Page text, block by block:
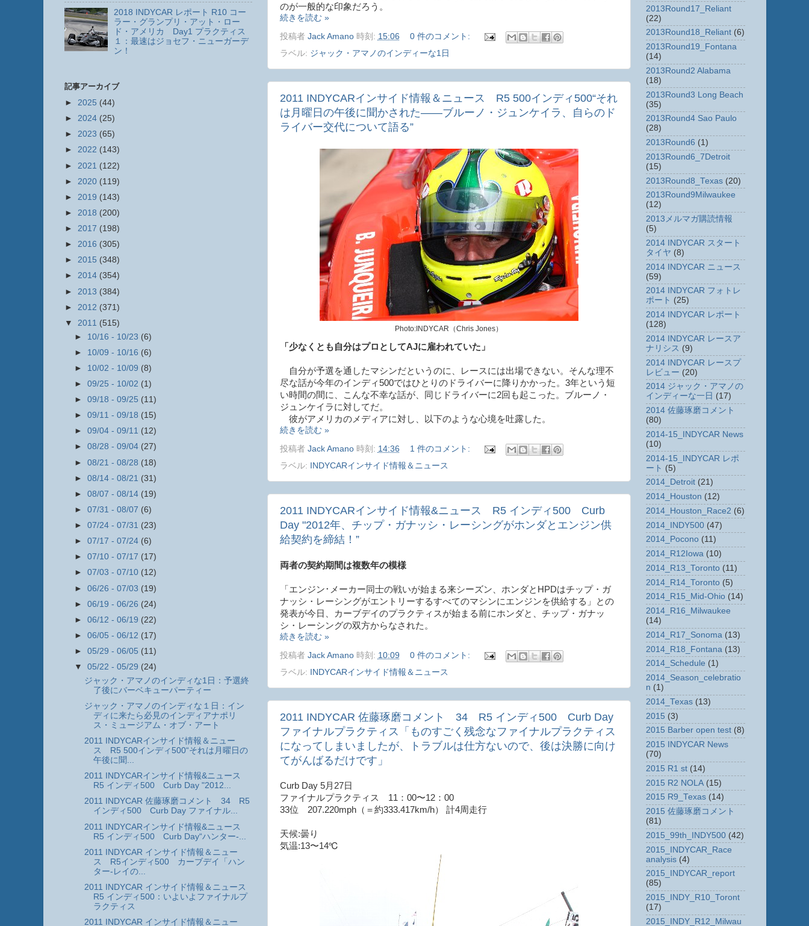
のが一般的な印象だろう。
続きを読む »
投稿者 Jack Amano 時刻: 15:06
0 件のコメント:
ラベル: ジャック・アマノのインディーな1日
2011 INDYCARインサイド情報＆ニュース R5 500インディ500“それ
は月曜日の午後に聞かされた――ブルーノ・ジュンケイラ、自らのド
ライバー交代について語る”
Photo:INDYCAR（Chris Jones）
「少なくとも自分はプロとしてAJに雇われていた」
自分が予選を通したマシンだというのに、レースには出場できない。そんな理不
尽な話が今年のインディ500ではひとりのドライバーに降りかかった。3年という短
い時間の間に、こんな不幸な話が、同じドライバーに2回も起こった。ブルーノ・
ジュンケイラに対してだ。
彼がアメリカのメディアに対し、以下のような心境を吐露した。
続きを読む »
投稿者 Jack Amano 時刻: 14:36
1 件のコメント:
ラベル:
INDYCARインサイド情報＆ニュース
2011 INDYCARインサイド情報&ニュース R5 インディ500 Curb
Day "2012年、チップ・ガナッシ・レーシングがホンダとエンジン供
給契約を締結！”
両者の契約期間は複数年の模様
「エンジン･メーカー同士の戦いが始まる来シーズン、ホンダとHPDはチップ・ガ
ナッシ・レーシングがエントリーするすべてのマシンにエンジンを供給する」との
発表が今日、カーブデイのプラクティスが始まる前にホンダと、チップ・ガナッ
シ・レーシングの双方からなされた。
続きを読む »
投稿者 Jack Amano 時刻: 10:09
0 件のコメント:
ラベル:
INDYCARインサイド情報＆ニュース
2011 INDYCAR 佐藤琢磨コメント 34 R5 インディ500 Curb Day
ファイナルプラクティス「ものすごく残念なファイナルプラクティス
になってしまいましたが、トラブルは仕方ないので、後は決勝に向け
てがんばるだけです」
Curb Day 5月27日
ファイナルプラクティス 11：00〜12：00
33位 207.220mph（＝約333.417km/h） 計4周走行
天候:曇り
気温:13〜14℃
2018 INDYCAR レポート R10 コー
ラー・グランプリ・アット・ロー
ド・アメリカ Day1 プラクティス
１：最速はジョセフ・ニューガーデ
ン！
記事アーカイブ
► 2025 (44)
► 2024 (25)
► 2023 (65)
► 2022 (143)
► 2021 (122)
► 2020 (119)
► 2019 (143)
► 2018 (200)
► 2017 (198)
► 2016 (305)
► 2015 (348)
► 2014 (354)
► 2013 (384)
► 2012 (371)
▼ 2011 (515)
► 10/16 - 10/23 (6)
► 10/09 - 10/16 (6)
► 10/02 - 10/09 (8)
► 09/25 - 10/02 (1)
► 09/18 - 09/25 (11)
► 09/11 - 09/18 (15)
► 09/04 - 09/11 (12)
► 08/28 - 09/04 (27)
► 08/21 - 08/28 (18)
► 08/14 - 08/21 (31)
► 08/07 - 08/14 (19)
► 07/31 - 08/07 (6)
► 07/24 - 07/31 (23)
► 07/17 - 07/24 (6)
► 07/10 - 07/17 (17)
► 07/03 - 07/10 (12)
► 06/26 - 07/03 (19)
► 06/19 - 06/26 (24)
► 06/12 - 06/19 (22)
► 06/05 - 06/12 (17)
► 05/29 - 06/05 (11)
▼ 05/22 - 05/29 (24)
ジャック・アマノのインディな1日：予選終
了後にバーベキューパーティー
ジャック・アマノのインディな１日：イン
ディに来たら必見のインディアナポリ
ス・ミュージアム・オブ・アート
2011 INDYCARインサイド情報＆ニュー
ス R5 500インディ500“それは月曜日の
午後に聞...
2011 INDYCARインサイド情報&ニュース
R5 インディ500 Curb Day "2012...
2011 INDYCAR 佐藤琢磨コメント 34 R5
インディ500 Curb Day ファイナル...
2011 INDYCARインサイド情報&ニュース
R5 インディ500 Curb Day“ハンター-...
2011 INDYCAR インサイド情報＆ニュー
ス R5インディ500 カーブデイ「ハン
ター-レイの...
2011 INDYCAR インサイド情報＆ニュース
R5 インディ500：いよいよファイナルプ
ラクティス
2011 INDYCAR インサイド情報＆ニュー
2013Round17_Reliant
(22)
2013Round18_Reliant (6)
2013Round19_Fontana
(14)
2013Round2 Alabama
(18)
2013Round3 Long Beach
(35)
2013Round4 Sao Paulo
(28)
2013Round6 (1)
2013Round6_7Detroit
(15)
2013Round8_Texas (20)
2013Round9Milwaukee
(12)
2013メルマガ購読情報
(5)
2014 INDYCAR スタート
タイヤ (8)
2014 INDYCAR ニュース
(59)
2014 INDYCAR フォトレ
ポート (25)
2014 INDYCAR レポート
(128)
2014 INDYCAR レースア
ナリシス (9)
2014 INDYCAR レースプ
レビュー (20)
2014 ジャック・アマノの
インディーな一日 (17)
2014 佐藤琢磨コメント
(80)
2014-15_INDYCAR News
(10)
2014-15_INDYCAR レポ
ート (5)
2014_Detroit (21)
2014_Houston (12)
2014_Houston_Race2 (6)
2014_INDY500 (47)
2014_Pocono (11)
2014_R12Iowa (10)
2014_R13_Toronto (11)
2014_R14_Toronto (5)
2014_R15_Mid-Ohio (14)
2014_R16_Milwaukee
(14)
2014_R17_Sonoma (13)
2014_R18_Fontana (13)
2014_Schedule (1)
2014_Season_celebratio
n (1)
2014_Texas (13)
2015 (3)
2015 Barber open test (8)
2015 INDYCAR News
(70)
2015 R1 st (14)
2015 R2 NOLA (15)
2015 R9_Texas (14)
2015 佐藤琢磨コメント
(81)
2015_99th_INDY500 (42)
2015_INDYCAR_Race
analysis (4)
2015_INDYCAR_report
(85)
2015_INDY_R10_Toront
(17)
2015_INDY_R12_Milwau